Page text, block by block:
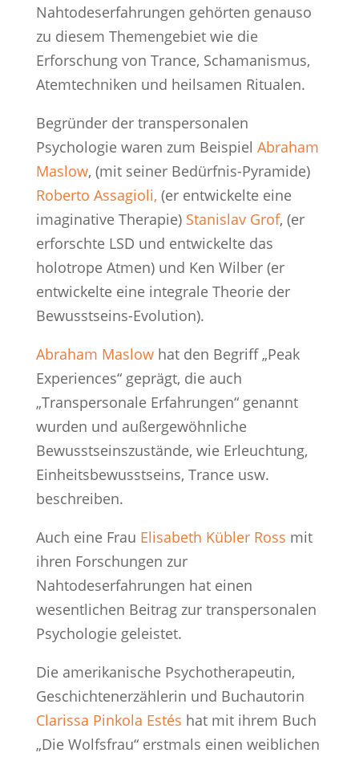
Nahtodeserfahrungen gehörten genauso
zu diesem Themengebiet wie die
Erforschung von Trance, Schamanismus,
Atemtechniken und heilsamen Ritualen.
Begründer der transpersonalen
Psychologie waren zum Beispiel Abraham
Maslow, (mit seiner Bedürfnis-Pyramide)
Roberto Assagioli, (er entwickelte eine
imaginative Therapie) Stanislav Grof, (er
erforschte LSD und entwickelte das
holotrope Atmen) und Ken Wilber (er
entwickelte eine integrale Theorie der
Bewusstseins-Evolution).
Abraham Maslowhat den Begriff „Peak
Experiences“ geprägt, die auch
„Transpersonale Erfahrungen“ genannt
wurden und außergewöhnliche
Bewusstseinszustände, wie Erleuchtung,
Einheitsbewusstseins, Trance usw.
beschreiben.
Auch eine Frau Elisabeth Kübler Ross mit
ihren Forschungen zur
Nahtodeserfahrungen hat einen
wesentlichen Beitrag zur transpersonalen
Psychologie geleistet.
Die amerikanische Psychotherapeutin,
Geschichtenerzählerin und Buchautorin
Clarissa Pinkola Estés hat mit ihrem Buch
„Die Wolfsfrau“ erstmals einen weiblichen